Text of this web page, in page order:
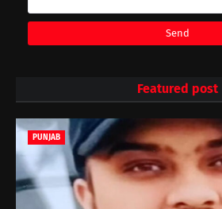
Featured post
PUNJAB